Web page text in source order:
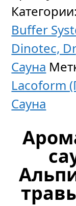
Buffer
Dinotec,
Сауна
Lacoform
Сауна